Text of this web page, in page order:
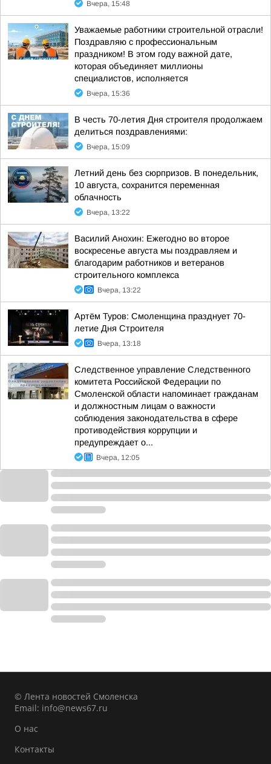
Вчера, 15:48
Уважаемые работники строительной отрасли!
Поздравляю с профессиональным
праздником! В этом году важной дате,
которая объединяет миллионы
специалистов, исполняется
Вчера, 15:36
В честь 70-летия Дня строителя продолжаем
делиться поздравлениями:
Вчера, 15:09
Летний день без сюрпризов. В понедельник,
10 августа, сохранится переменная
облачность
Вчера, 13:22
Василий Анохин: Ежегодно во второе
воскресенье августа мы поздравляем и
благодарим работников и ветеранов
строительного комплекса
Вчера, 13:22
Артём Туров: Смоленщина празднует 70-
летие Дня Строителя
Вчера, 13:18
Следственное управление Следственного
комитета Российской Федерации по
Смоленской области напоминает гражданам
и должностным лицам о важности
соблюдения законодательства в сфере
противодействия коррупции и
предупреждает о...
Вчера, 12:05
© Лента новостей Смоленска
Email: info@news67.ru
О нас
Контакты